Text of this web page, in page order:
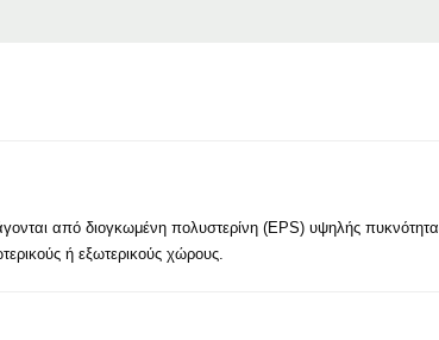
από διογκωμένη πολυστερίνη (EPS) υψηλής
ή εξωτερικούς χώρους.